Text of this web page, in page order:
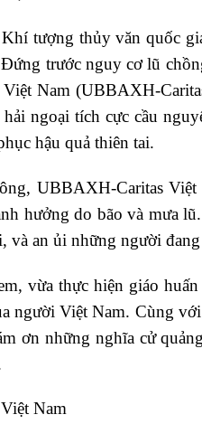
tượng thủy văn quốc
trước nguy cơ lũ
Nam (UBBAXH-
ngoại tích cực cầu
hậu quả thiên tai.
UBBAXH-Caritas
hưởng do bão và mưa
và an ủi những người
vừa thực hiện giáo
người Việt Nam. Cùng
ơn những nghĩa cử
Nam